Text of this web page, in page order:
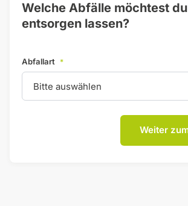
Welche Abfälle möchtest du
entsorgen lassen?
Abfallart *